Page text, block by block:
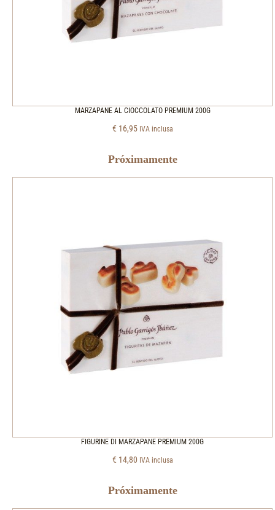
MARZAPANE AL CIOCCOLATO PREMIUM 200G
€ 16,95 IVA inclusa
Próximamente
FIGURINE DI MARZAPANE PREMIUM 200G
€ 14,80 IVA inclusa
Próximamente